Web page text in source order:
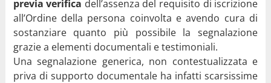
previa verifica dell’assenza del requisito di iscrizione
all’Ordine della persona coinvolta e avendo cura di
sostanziare quanto più possibile la segnalazione
grazie a elementi documentali e testimoniali.
Una segnalazione generica, non contestualizzata e
priva di supporto documentale ha infatti scarsissime